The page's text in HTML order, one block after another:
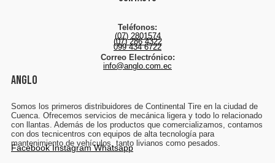
Teléfonos:
(07) 2801574
(07) 286 4322
099 434 6722
Correo Electrónico:
info@anglo.com.ec
ANGLO
Somos los primeros distribuidores de Continental Tire en la ciudad de
Cuenca. Ofrecemos servicios de mecánica ligera y todo lo relacionado
con llantas. Además de los productos que comercializamos, contamos
con dos tecnicentros con equipos de alta tecnología para
mantenimiento de vehículos, tanto livianos como pesados.
Facebook Instagram Whatsapp